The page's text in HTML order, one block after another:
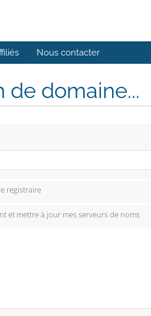
Nous contacter
de domaine...
registraire
et mettre à jour mes serveurs de noms